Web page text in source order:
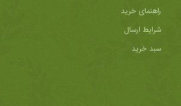
راهنمای خرید
شرایط ارسال
سبد خرید